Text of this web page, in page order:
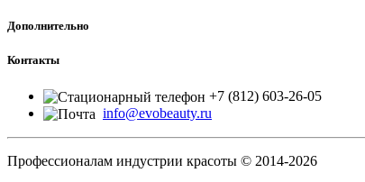
Дополнительно
Контакты
+7 (812) 603-26-05
info@evobeauty.ru
Профессионалам индустрии красоты © 2014-2026